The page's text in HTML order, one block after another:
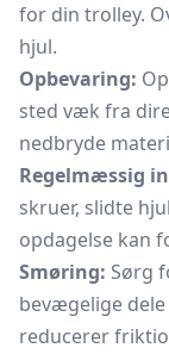
for din trolley.
hjul.
Opbevaring:
sted væk fra
nedbryde
Regelmæssig
skruer, slidte
opdagelse kan
Smøring: Sørg
bevægelige
reducerer